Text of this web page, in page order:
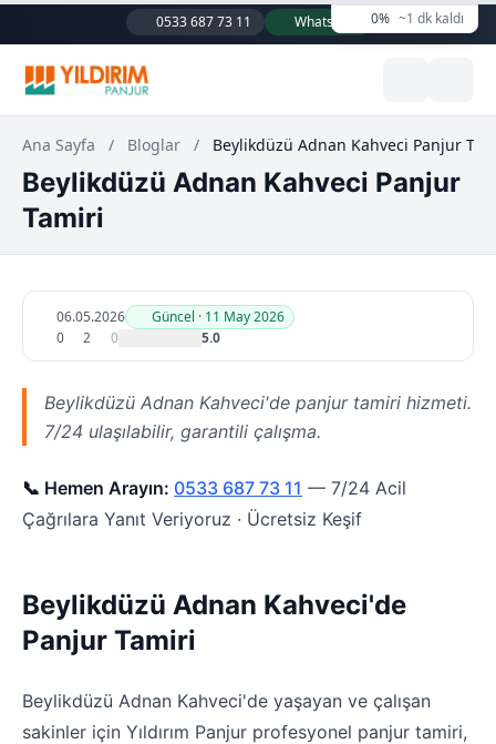
0533 687 73 11 WhatsApp 0% ~1 dk kaldı
Ana Sayfa / Bloglar / Beylikdüzü Adnan Kahveci Panjur
Beylikdüzü Adnan Kahveci Panjur
Tamiri
06.05.2026
Güncel · 11 May 2026
0
2 0 5.0
Beylikdüzü Adnan Kahveci'de panjur tamiri hizmeti.
7/24 ulaşılabilir, garantili çalışma.
📞 Hemen Arayın: 0533 687 73 11 — 7/24 Acil
Çağrılara Yanıt Veriyoruz · Ücretsiz Keşif
Beylikdüzü Adnan Kahveci'de
Panjur Tamiri
Beylikdüzü Adnan Kahveci'de yaşayan ve çalışan
sakinler için Yıldırım Panjur profesyonel panjur tamiri,